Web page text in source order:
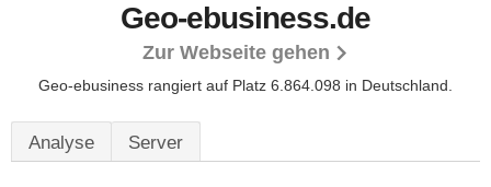
Geo-ebusiness.de
Zur Webseite gehen
Geo-ebusiness rangiert auf Platz 6.864.098 in Deutschland.
Analyse Server